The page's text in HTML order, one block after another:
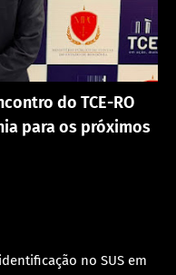
do TCE-RO
para os próximos
no SUS em